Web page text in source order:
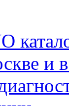
и